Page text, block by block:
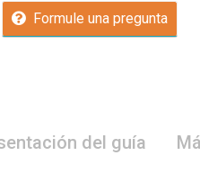
Formule una pregunta
del guía